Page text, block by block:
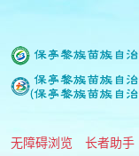
无障碍浏览 长者助手